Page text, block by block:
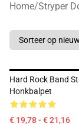
Home/Stryper
Hard Rock Band
Honkbalpet
€ 19,78 - € 21,16